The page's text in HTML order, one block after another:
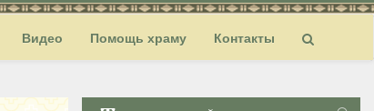
Видео Помощь храму Контакты